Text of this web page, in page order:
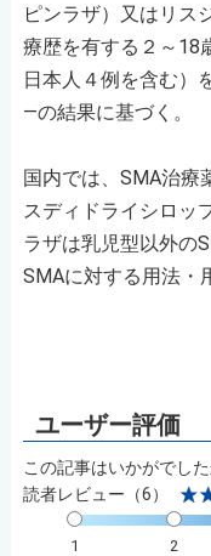
ピンラザ）又はリス
療歴を有する２～18
日本人４例を含む）
―の結果に基づく。
国内では、SMA治療
スディドライシロッ
ラザは乳児型以外の
SMAに対する用法・
この記事はいかがでした
読者レビュー（6）
1 2